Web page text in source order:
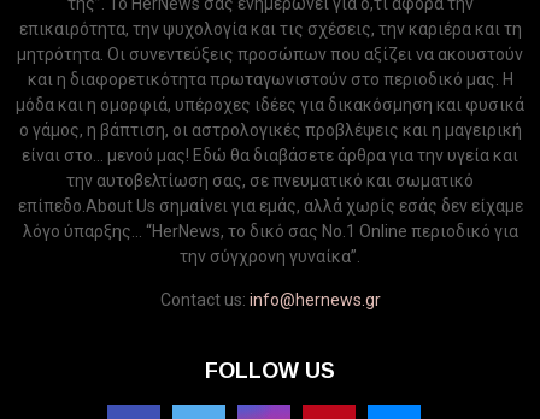
επικαιρότητα, την ψυχολογία και τις σχέσεις, την καριέρα και τη
μητρότητα. Οι συνεντεύξεις προσώπων που αξίζει να ακουστούν
και η διαφορετικότητα πρωταγωνιστούν στο περιοδικό μας. Η
μόδα και η ομορφιά, υπέροχες ιδέες για δικακόσμηση και φυσικά
ο γάμος, η βάπτιση, οι αστρολογικές προβλέψεις και η μαγειρική
είναι στο... μενού μας! Εδώ θα διαβάσετε άρθρα για την υγεία και
την αυτοβελτίωση σας, σε πνευματικό και σωματικό
επίπεδο.About Us σημαίνει για εμάς, αλλά χωρίς εσάς δεν είχαμε
λόγο ύπαρξης... “HerNews, το δικό σας Νo.1 Online περιοδικό για
την σύγχρονη γυναίκα”.
Contact us: info@hernews.gr
FOLLOW US